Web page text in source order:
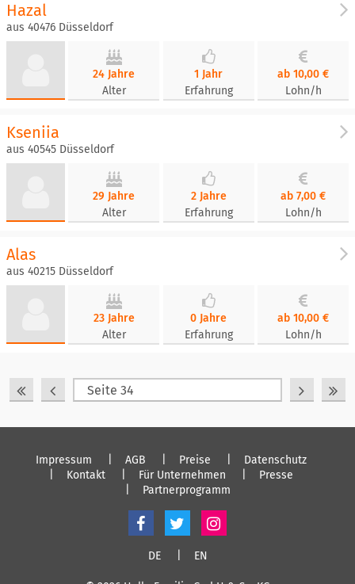
Hazal
aus 40476 Düsseldorf
24 Jahre
Alter
1 Jahr
Erfahrung
ab 10,00 €
Lohn/h
Kseniia
aus 40545 Düsseldorf
29 Jahre
Alter
2 Jahre
Erfahrung
ab 7,00 €
Lohn/h
Alas
aus 40215 Düsseldorf
23 Jahre
Alter
0 Jahre
Erfahrung
ab 10,00 €
Lohn/h
Impressum AGB Preise
Datenschutz
Kontakt
Für Unternehmen
Presse
Partnerprogramm
DE EN